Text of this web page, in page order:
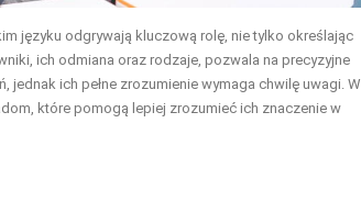
języku odgrywają kluczową rolę, nie tylko określając
ich odmiana oraz rodzaje, pozwala na precyzyjne
ich pełne zrozumienie wymaga chwilę uwagi. W
które pomogą lepiej zrozumieć ich znaczenie w